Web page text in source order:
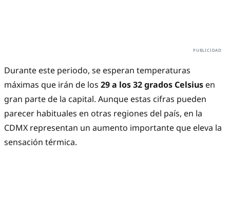
Durante este periodo, se esperan temperaturas
máximas que irán de los 29 a los 32 grados Celsius en
gran parte de la capital. Aunque estas cifras pueden
parecer habituales en otras regiones del país, en la
CDMX representan un aumento importante que eleva la
sensación térmica.